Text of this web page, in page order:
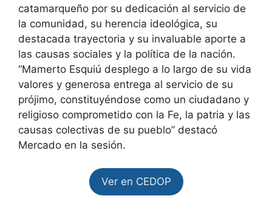
catamarqueño por su dedicación al servicio de
la comunidad, su herencia ideológica, su
destacada trayectoria y su invaluable aporte a
las causas sociales y la política de la nación.
“Mamerto Esquiú desplego a lo largo de su vida
valores y generosa entrega al servicio de su
prójimo, constituyéndose como un ciudadano y
religioso comprometido con la Fe, la patria y las
causas colectivas de su pueblo” destacó
Mercado en la sesión.
Ver en CEDOP